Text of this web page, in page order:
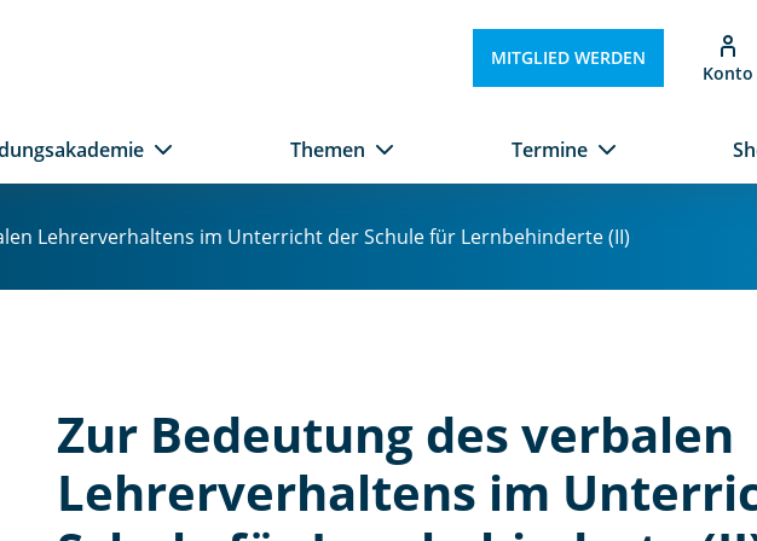
MITGLIED WERDEN
Konto
Themen Termine
Lehrerverhaltens im Unterricht der Schule für Lernbehinderte (II)
Zur Bedeutung des verbalen
Lehrerverhaltens im